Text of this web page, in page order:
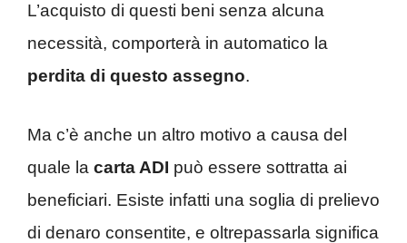
L’acquisto di questi beni senza alcuna
necessità, comporterà in automatico la
perdita di questo assegno.
Ma c’è anche un altro motivo a causa del
quale la carta ADI può essere sottratta ai
beneficiari. Esiste infatti una soglia di prelievo
di denaro consentite, e oltrepassarla significa